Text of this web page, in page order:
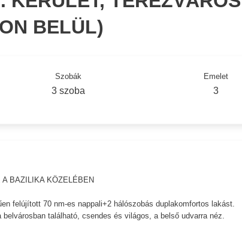
BELÜL)
Szobák
3 szoba
Emelet
3
BAZILIKA KÖZELÉBEN
felújított 70 nm-es nappali+2 hálószobás duplakomfortos lakást.
található, csendes és világos, a belső udvarra néz.